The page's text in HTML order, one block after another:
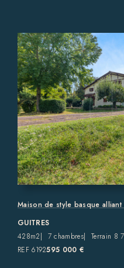
Maison de style basque alliant
GUITRES
428m2
7 chambres
Terrain 8
REF 6192595 000 €